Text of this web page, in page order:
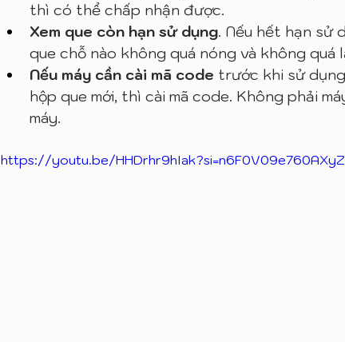
thì có thể chấp nhận được.
Xem que còn hạn sử dụng. Nếu hết hạn sử
que chỗ nào không quá nóng và không quá
Nếu máy cần cài mã code trước khi sử
hộp que mới, thì cài mã code. Không phải
máy.
https://youtu.be/